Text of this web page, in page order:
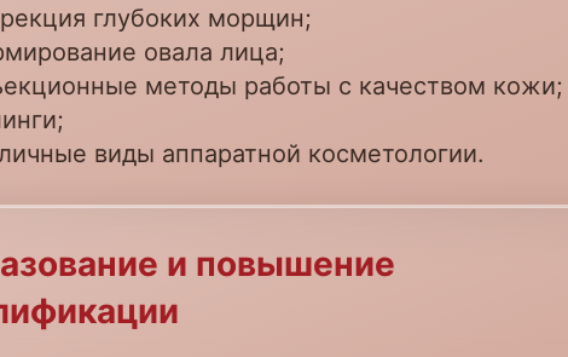
глубоких морщин;
овала лица;
методы работы с качеством кожи;
виды аппаратной косметологии.
и повышение